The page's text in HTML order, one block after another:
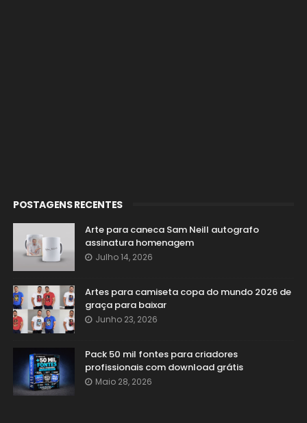
POSTAGENS RECENTES
Arte para caneca Sam Neill autografo
assinatura homenagem
Julho 14, 2026
Artes para camiseta copa do mundo 2026 de
graça para baixar
Junho 23, 2026
Pack 50 mil fontes para criadores
profissionais com download grátis
Maio 28, 2026